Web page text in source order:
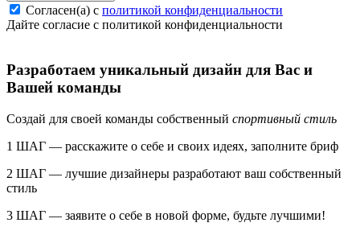
Согласен(а) с политикой конфиденциальности
Дайте согласие с политикой конфиденциальности
Разработаем уникальный дизайн для Вас и
Вашей команды
Создай для своей команды собственный спортивный стиль
1 ШАГ — расскажите о себе и своих идеях, заполните бриф
2 ШАГ — лучшие дизайнеры разработают ваш собственный
стиль
3 ШАГ — заявите о себе в новой форме, будьте лучшими!